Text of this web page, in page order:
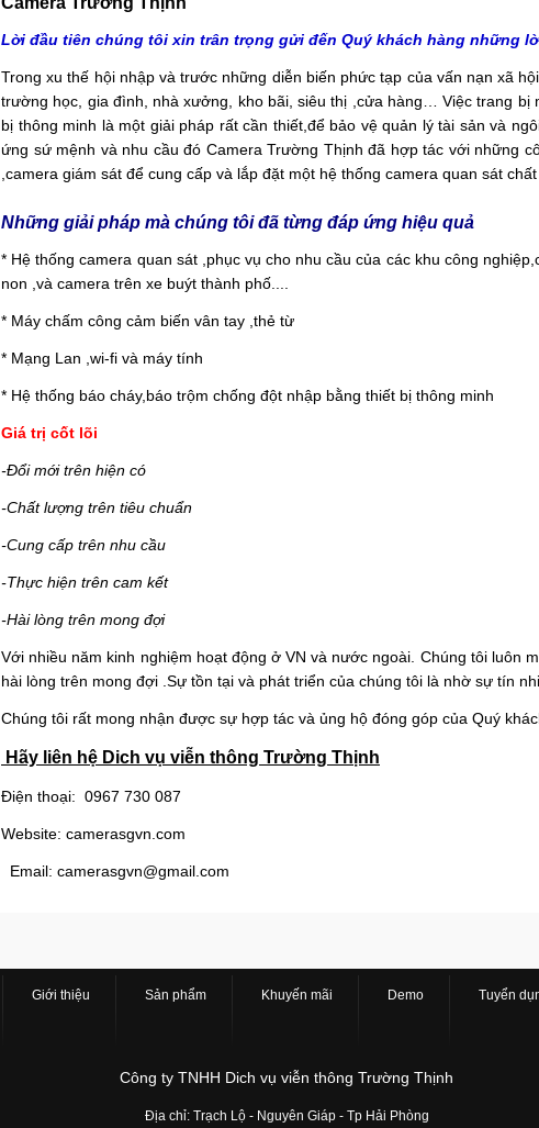
Lời đầu tiên chúng tôi xin trân trọng gửi đến Quý khách hàng những
Trong xu thế hội nhập và trước những diễn biến phức tạp của vấn nạn xã
trường học, gia đình, nhà xưởng, kho bãi, siêu thị ,cửa hàng… Việc trang bị
bị thông minh là một giải pháp rất cần thiết,để bảo vệ quản lý tài sản và
ứng sứ mệnh và nhu cầu đó Camera Trường Thịnh đã hợp tác với những
,camera giám sát để cung cấp và lắp đặt một hệ thống camera quan sát
Những giải pháp mà chúng tôi đã từng đáp ứng hiệu quả
* Hệ thống camera quan sát ,phục vụ cho nhu cầu của các khu công
non ,và camera trên xe buýt thành phố....
* Máy chấm công cảm biến vân tay ,thẻ từ
* Mạng Lan ,wi-fi và máy tính
* Hệ thống báo cháy,báo trộm chống đột nhập bằng thiết bị thông minh
Giá trị cốt lõi
-Đổi mới trên hiện có
-Chất lượng trên tiêu chuẩn
-Cung cấp trên nhu cầu
-Thực hiện trên cam kết
-Hài lòng trên mong đợi
Với nhiều năm kinh nghiệm hoạt động ở VN và nước ngoài. Chúng tôi luôn
hài lòng trên mong đợi .Sự tồn tại và phát triển của chúng tôi là nhờ sự tín
Chúng tôi rất mong nhận được sự hợp tác và ủng hộ đóng góp của Quý
Hãy liên hệ Dich vụ viễn thông Trường Thịnh
Điện thoại: 0967 730 087
Website: camerasgvn.com
Email: camerasgvn@gmail.com
Giới thiệu Sản phẩm Khuyến mãi Demo Tuyển
Công ty TNHH Dich vụ viễn thông Trường Thịnh
Địa chỉ: Trạch Lộ - Nguyên Giáp - Tp Hải Phòng